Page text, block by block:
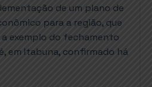
de um plano de
para a região, que
exemplo do fechamento
em Itabuna, confirmado há